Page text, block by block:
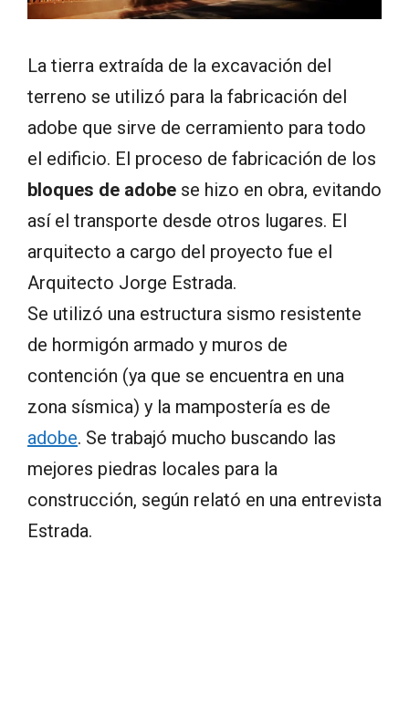
La tierra extraída de la excavación del
terreno se utilizó para la fabricación del
adobe que sirve de cerramiento para todo
el edificio. El proceso de fabricación de los
bloques de adobe se hizo en obra, evitando
así el transporte desde otros lugares. El
arquitecto a cargo del proyecto fue el
Arquitecto Jorge Estrada.
Se utilizó una estructura sismo resistente
de hormigón armado y muros de
contención (ya que se encuentra en una
zona sísmica) y la mampostería es de
adobe. Se trabajó mucho buscando las
mejores piedras locales para la
construcción, según relató en una entrevista
Estrada.